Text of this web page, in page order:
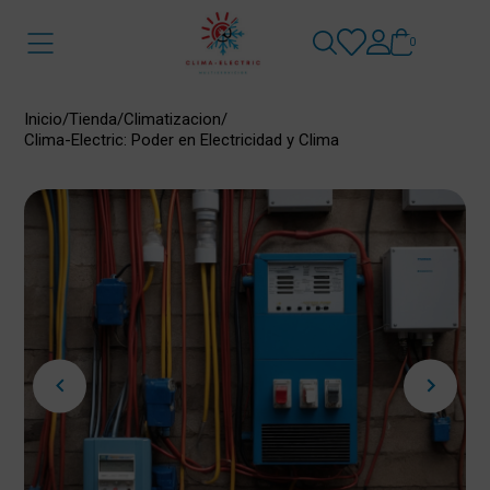
0
Inicio/Tienda/Climatizacion/
Clima-Electric: Poder en Electricidad y Clima